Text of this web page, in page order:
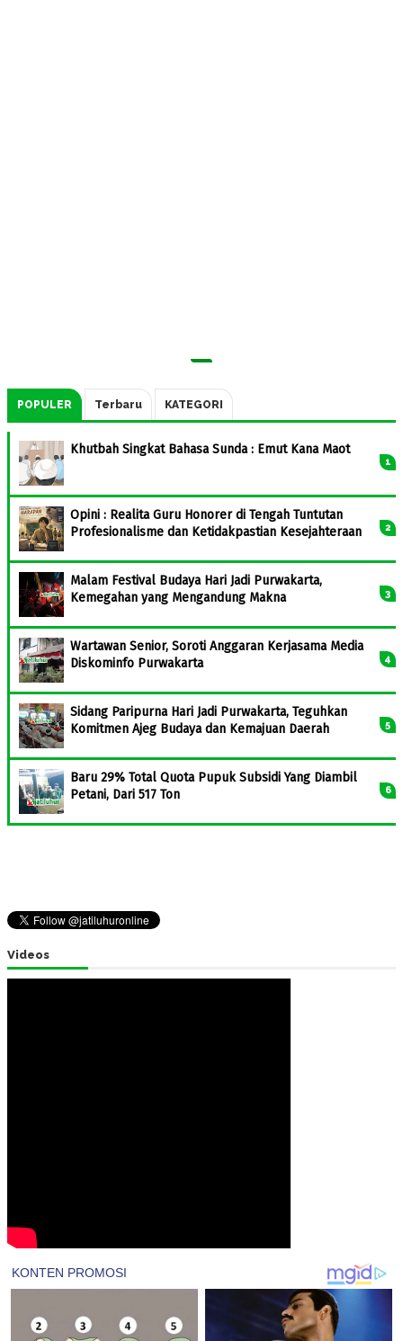
POPULER Terbaru KATEGORI
Khutbah Singkat Bahasa Sunda : Emut Kana Maot
Opini : Realita Guru Honorer di Tengah Tuntutan
Profesionalisme dan Ketidakpastian Kesejahteraan
Malam Festival Budaya Hari Jadi Purwakarta,
Kemegahan yang Mengandung Makna
Wartawan Senior, Soroti Anggaran Kerjasama Media
Diskominfo Purwakarta
Sidang Paripurna Hari Jadi Purwakarta, Teguhkan
Komitmen Ajeg Budaya dan Kemajuan Daerah
Baru 29% Total Quota Pupuk Subsidi Yang Diambil
Petani, Dari 517 Ton
Videos